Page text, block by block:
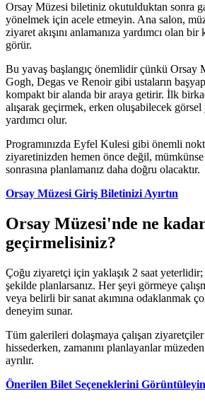
Orsay Müzesi biletiniz okutulduktan sonra
yönelmek için acele etmeyin. Ana salon,
ziyaret akışını anlamanıza yardımcı olan bir
görür.
Bu yavaş başlangıç önemlidir çünkü Orsay
Gogh, Degas ve Renoir gibi ustaların
kompakt bir alanda bir araya getirir. İlk
alışarak geçirmek, erken oluşabilecek
yardımcı olur.
Programınızda Eyfel Kulesi gibi önemli
ziyaretinizden hemen önce değil,
sonrasına planlamanız daha doğru olacaktır.
Orsay Müzesi Giriş Biletinizi Ayırtın
Orsay Müzesi'nde ne
geçirmelisiniz?
Çoğu ziyaretçi için yaklaşık 2 saat
şekilde planlarsanız. Her şeyi görmeye
veya belirli bir sanat akımına odaklanmak
deneyim sunar.
Tüm galerileri dolaşmaya çalışan
hissederken, zamanını planlayanlar
ayrılır.
Önerilen Bilet Seçeneklerini Görüntüleyin